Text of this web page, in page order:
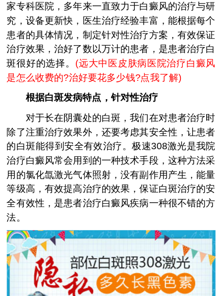
家专科医院，多年来一直致力于白癜风的治疗与研
究，设备更新快，医生治疗经验丰富，能根据每个
患者的具体情况，制定针对性治疗方案，有效保证
治疗效果，治好了数以万计的患者，是患者治疗白
斑很好的选择。 (远大中医皮肤病医院治疗白癜风
是怎么收费的?治好要花多少钱?点我了解)
根据白斑发病特点，针对性治疗
对于长在阴囊处的白斑，我们在对患者治疗时
除了注重治疗效果外，还要考虑其安全性，让患者
的白斑能得到安全有效治疗。极速308激光是我院
治疗白癜风常会用到的一种技术手段，这种方法采
用的氯化氙激光气体照射，没有副作用产生，能量
等级高，有效提高治疗的效果，保证白斑治疗的安
全有效性，是患者治疗白癜风疾病一种很不错的方
法。